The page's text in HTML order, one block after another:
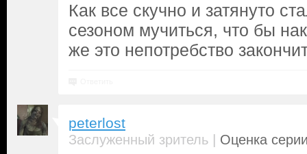
Как все скучно и затянуто
сезоном мучиться, что бы
же это непотребство
peterlost
Заслуженный зритель | Оценка